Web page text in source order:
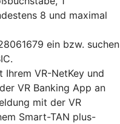
8 und maximal
ein bzw. suchen
Ihrem VR-NetKey und
VR Banking App an
mit der VR
Smart-TAN plus-